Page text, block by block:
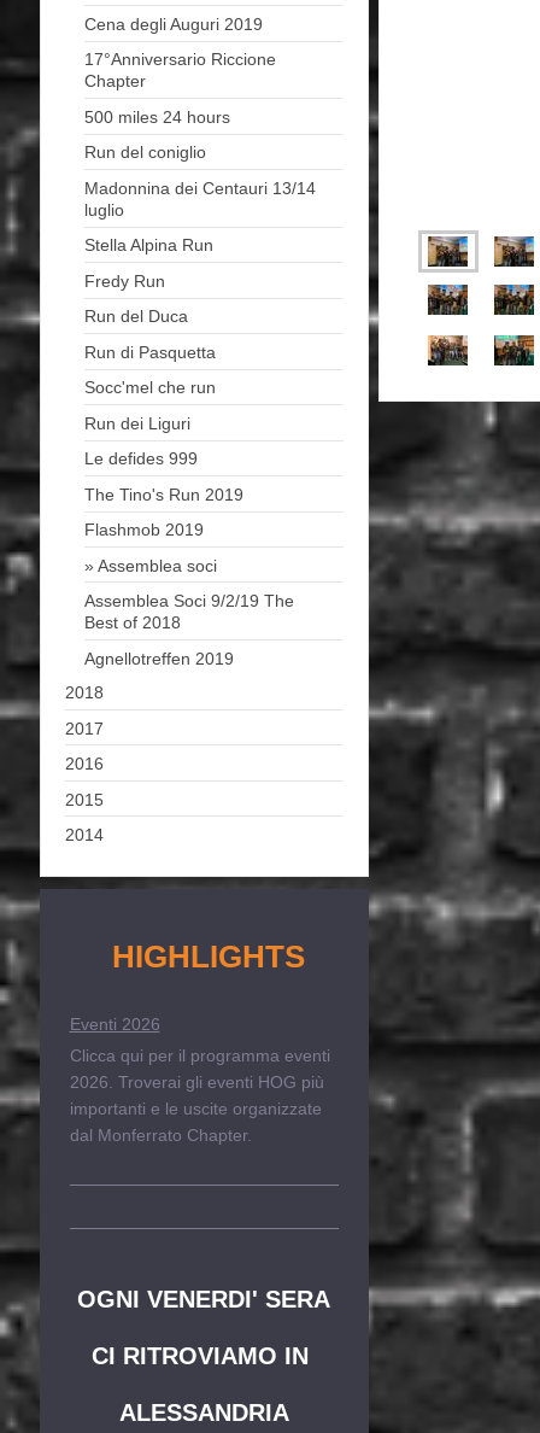
Cena degli Auguri 2019
17°Anniversario Riccione
Chapter
500 miles 24 hours
Run del coniglio
Madonnina dei Centauri 13/14
luglio
Stella Alpina Run
Fredy Run
Run del Duca
Run di Pasquetta
Socc'mel che run
Run dei Liguri
Le defides 999
The Tino's Run 2019
Flashmob 2019
Assemblea soci
Assemblea Soci 9/2/19 The
Best of 2018
Agnellotreffen 2019
2018
2017
2016
2015
2014
HIGHLIGHTS
Eventi 2026
Clicca qui per il programma eventi
2026. Troverai gli eventi HOG più
importanti e le uscite organizzate
dal Monferrato Chapter.
OGNI VENERDI' SERA
CI RITROVIAMO IN
ALESSANDRIA